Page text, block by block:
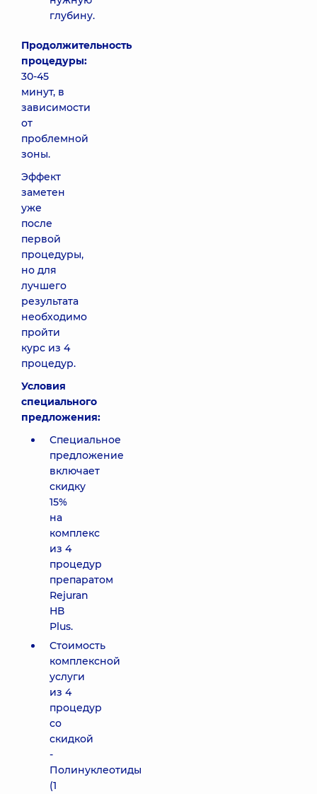
глубину.
Продолжительность
процедуры:
30-45
минут, в
зависимости
от
проблемной
зоны.
Эффект
заметен
уже
после
первой
процедуры,
но для
лучшего
результата
необходимо
пройти
курс из 4
процедур.
Условия
специального
предложения:
Специальное
предложение
включает
скидку
15%
на
комплекс
из 4
процедур
препаратом
Rejuran
НВ
Plus.
Стоимость
комплексной
услуги
из 4
процедур
со
скидкой
-
Полинуклеотиды
(1